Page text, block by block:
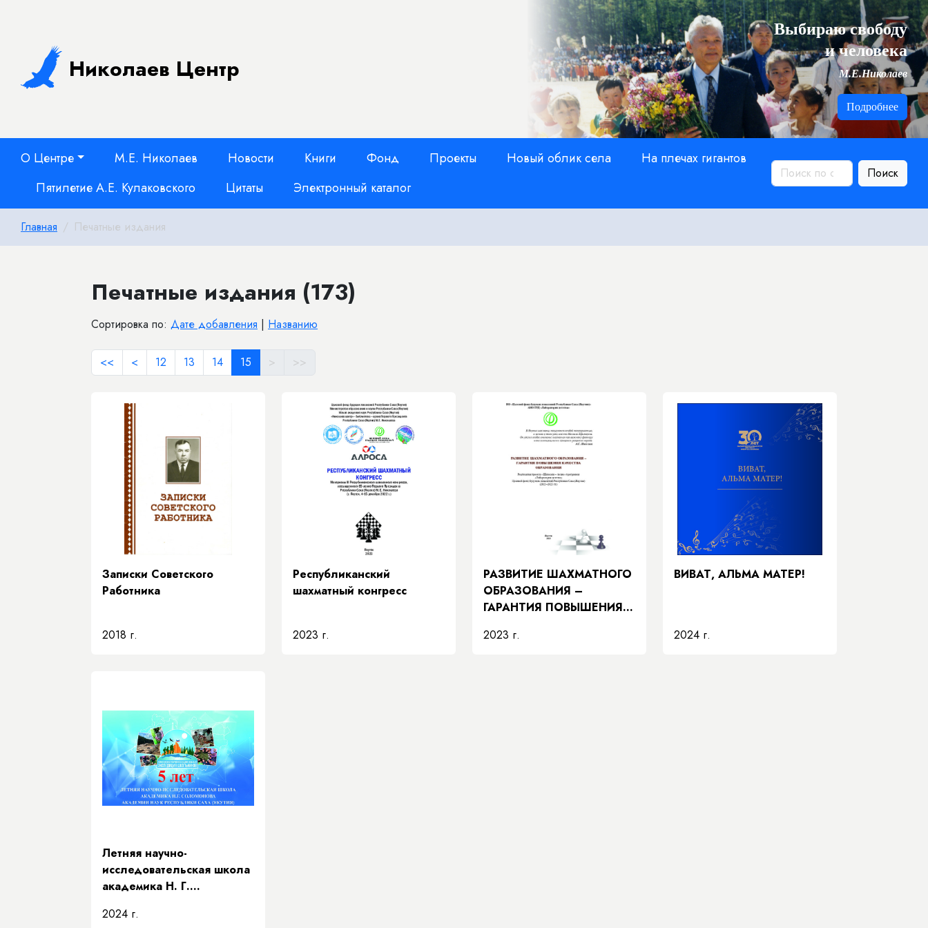
Николаев Центр
Выбираю свободу
и человека
М.Е.Николаев
Подробнее
О Центре М.Е. Николаев Новости Книги Фонд Проекты Новый облик села
На плечах гигантов
Пятилетие А.Е. Кулаковского
Цитаты Электронный каталог
Поиск
Главная Печатные издания
Печатные издания (173)
Сортировка по: Дате добавления | Названию
<< < 12 13 14 15 > >>
Записки Советского
Работника
2018 г.
Республиканский
шахматный конгресс
2023 г.
РАЗВИТИЕ ШАХМАТНОГО
ОБРАЗОВАНИЯ –
ГАРАНТИЯ ПОВЫШЕНИЯ
ОБРАЗОВАНИЯ
2023 г.
ВИВАТ, АЛЬМА МАТЕР!
2024 г.
Летняя научно-
исследовательская школа
академика Н. Г.
наук Республики Саха
2024 г.